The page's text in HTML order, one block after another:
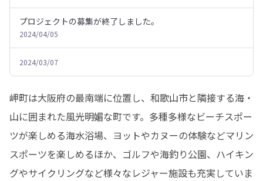
プロジェクトの募集が終了しました。
2024/04/05
2024/03/07
岬町は大阪府の最南端に位置し、和歌山市と隣接する海・
山に囲まれた風光明媚な町です。多種多様なビーチスポー
ツが楽しめる海水浴場、ヨットやカヌーの体験などマリン
スポーツを楽しめるほか、ゴルフや海釣り公園、ハイキン
グやサイクリングなど様々なレジャー施設も充実していま